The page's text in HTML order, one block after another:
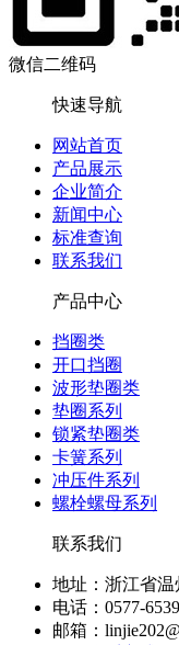
微信二维码
快速导航
网站首页
产品展示
企业简介
新闻中心
标准查询
联系我们
产品中心
挡圈类
开口挡圈
波形垫圈类
垫圈系列
锁紧垫圈类
卡簧系列
冲压件系列
螺栓螺母系列
联系我们
地址：浙江省
电话：0577-
邮箱：